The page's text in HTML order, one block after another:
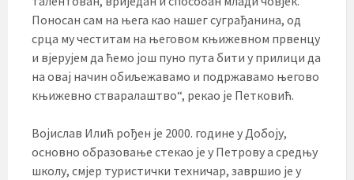
Поносан сам на њега као нашег суграђанина, од
срца му честитам на његовом књижевном првенцу
и вјерујем да ћемо још пуно пута бити у прилици да
на овај начин обиљежавамо и подржавамо његово
књижевно стваралаштво“, рекао је Петковић.
Војислав Илић рођен је 2000. године у Добоју,
основно образовање стекао је у Петрову а средњу
школу, смјер туристички техничар, завршио је у